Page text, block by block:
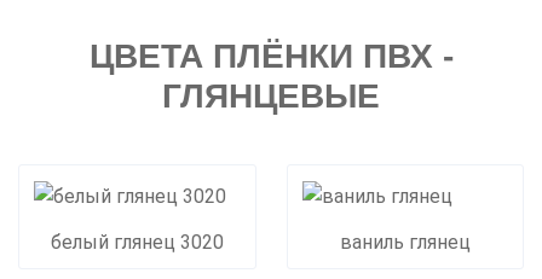
ЦВЕТА ПЛЁНКИ ПВХ -
ГЛЯНЦЕВЫЕ
белый глянец 3020 ваниль глянец